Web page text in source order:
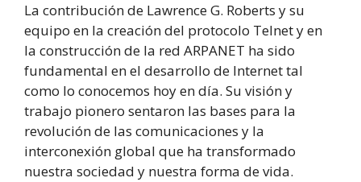
La contribución de Lawrence G. Roberts y su
equipo en la creación del protocolo Telnet y en
la construcción de la red ARPANET ha sido
fundamental en el desarrollo de Internet tal
como lo conocemos hoy en día. Su visión y
trabajo pionero sentaron las bases para la
revolución de las comunicaciones y la
interconexión global que ha transformado
nuestra sociedad y nuestra forma de vida.